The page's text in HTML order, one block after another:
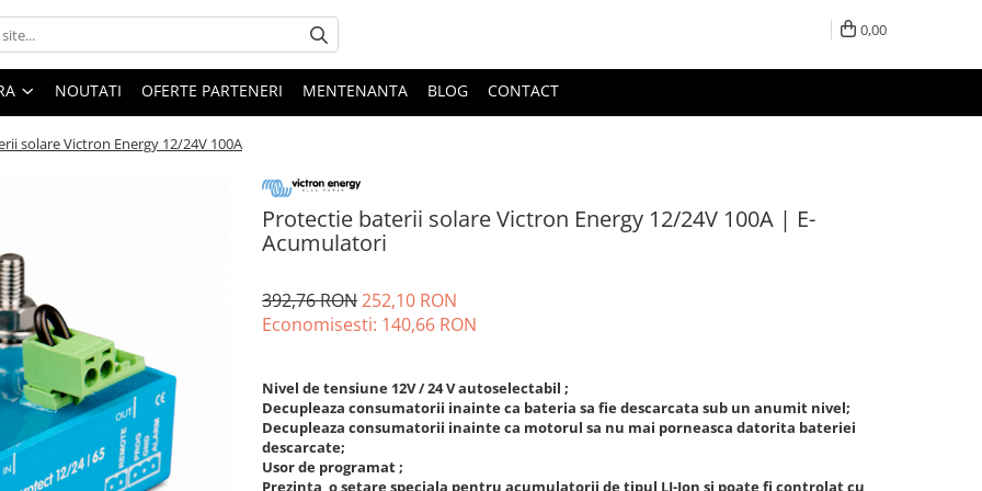
0,00
NOUTATI OFERTE PARTENERI MENTENANTA BLOG CONTACT
solare Victron Energy 12/24V 100A
Protectie baterii solare Victron Energy 12/24V 100A | E-
Acumulatori
392,76 RON252,10 RON
Economisesti: 140,66 RON
Nivel de tensiune 12V / 24 V autoselectabil ;
Decupleaza consumatorii inainte ca bateria sa fie descarcata sub un anumit nivel;
Decupleaza consumatorii inainte ca motorul sa nu mai porneasca datorita bateriei
descarcate;
Usor de programat ;
Prezinta o setare speciala pentru acumulatorii de tipul LI-Ion si poate fi controlat cu